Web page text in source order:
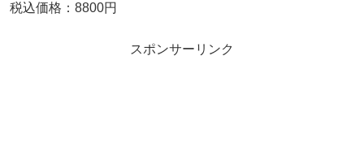
税込価格：8800円
スポンサーリンク